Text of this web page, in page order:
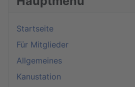
Startseite
Für Mitglieder
Allgemeines
Kanustation